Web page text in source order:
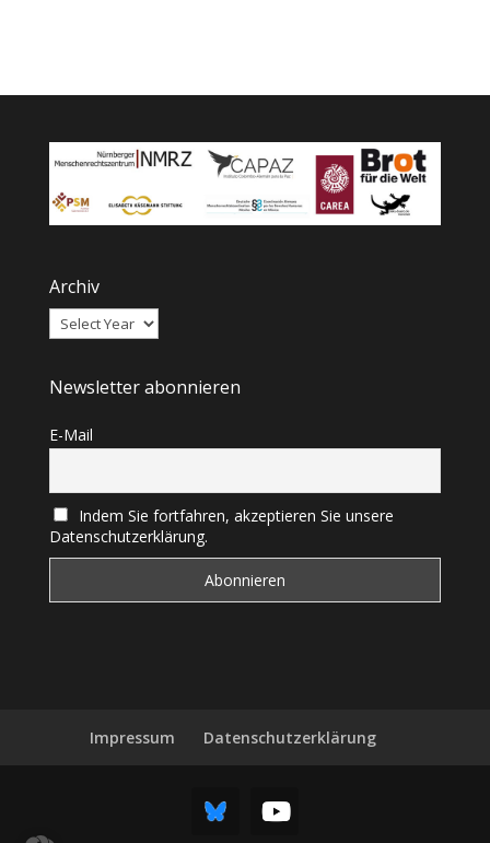
Archiv
Newsletter abonnieren
E-Mail
Indem Sie fortfahren, akzeptieren Sie unsere
Datenschutzerklärung.
Impressum Datenschutzerklärung